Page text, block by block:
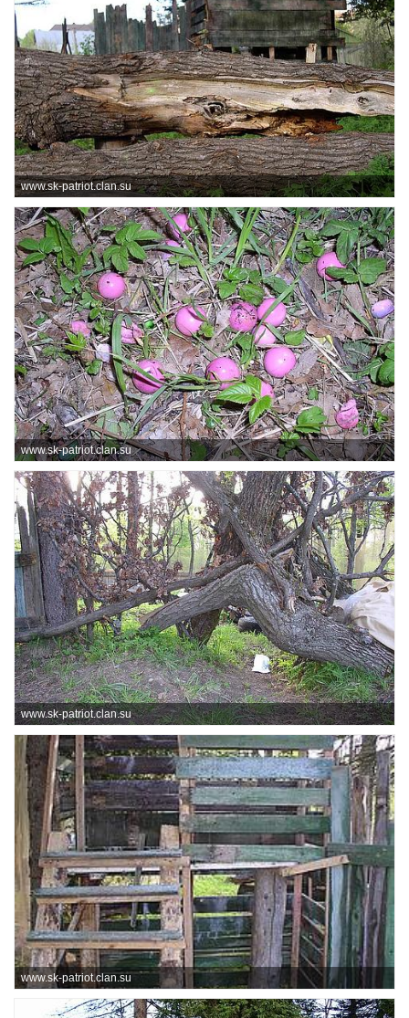
www.sk-patriot.clan.su
www.sk-patriot.clan.su
www.sk-patriot.clan.su
www.sk-patriot.clan.su